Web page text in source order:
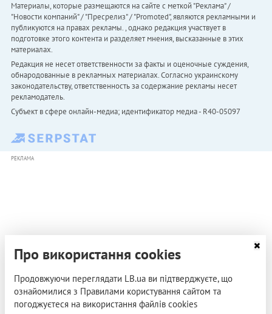
Материалы, которые размещаются на сайте с меткой "Реклама" /
"Новости компаний" / "Пресрелиз" / "Promoted", являются рекламными и
публикуются на правах рекламы. , однако редакция участвует в
подготовке этого контента и разделяет мнения, высказанные в этих
материалах.
Редакция не несет ответственности за факты и оценочные суждения,
обнародованные в рекламных материалах. Согласно украинскому
законодательству, ответственность за содержание рекламы несет
рекламодатель.
Субъект в сфере онлайн-медиа; идентификатор медиа - R40-05097
РЕКЛАМА
Про використання cookies
Продовжуючи переглядати LB.ua ви підтверджуєте, що
ознайомилися з Правилами користування сайтом та
погоджуєтеся на використання файлів cookies